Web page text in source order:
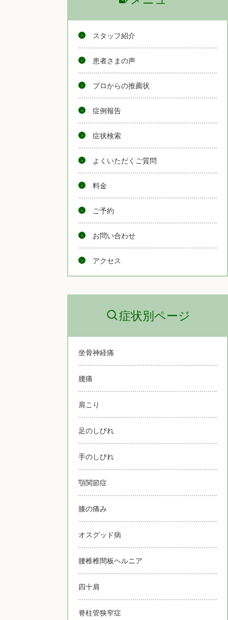
スタッフ紹介
患者さまの声
プロからの推薦状
症例報告
症状検索
よくいただくご質問
料金
ご予約
お問い合わせ
アクセス
症状別ページ
坐骨神経痛
腰痛
肩こり
足のしびれ
手のしびれ
顎関節症
膝の痛み
オスグッド病
腰椎椎間板ヘルニア
四十肩
脊柱管狭窄症